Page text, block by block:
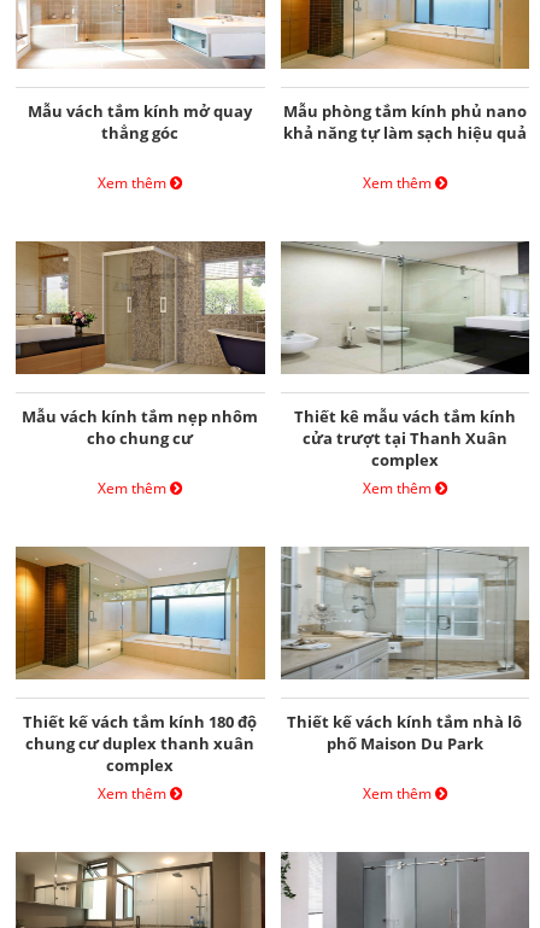
Mẫu vách tắm kính mở quay
thẳng góc
Xem thêm
Mẫu phòng tắm kính phủ nano
khả năng tự làm sạch hiệu quả
Xem thêm
Mẫu vách kính tắm nẹp nhôm
cho chung cư
Xem thêm
Thiết kê mẫu vách tắm kính
cửa trượt tại Thanh Xuân
complex
Xem thêm
Thiết kế vách tắm kính 180 độ
chung cư duplex thanh xuân
complex
Xem thêm
Thiết kế vách kính tắm nhà lô
phố Maison Du Park
Xem thêm